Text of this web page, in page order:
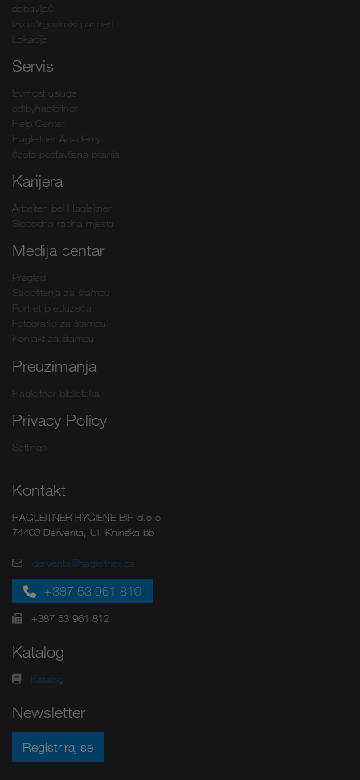
dobavljači
izvoz/trgovinski partneri
Lokacije
Servis
Izvrnost usluge
edibyhagleitner
Help Center
Hagleitner Academy
često postavljana pitanja
Karijera
Arbeiten bei Hagleitner
Slobodna radna mjesta
Medija centar
Pregled
Saopštenja za štampu
Portret preduzeća
Fotografije za štampu
Kontakt za štampu
Preuzimanja
Hagleitner biblioteka
Privacy Policy
Settings
Kontakt
HAGLEITNER HYGIENE BiH d.o.o.
74400 Derventa, Ul. Kninska bb
derventa@hagleitner.ba
+387 53 961 810
+387 53 961 812
Katalog
Katalog
Newsletter
Registriraj se